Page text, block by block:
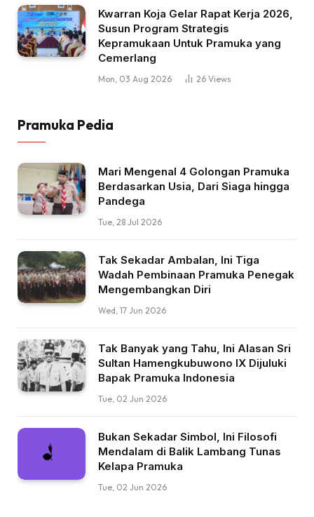
Kwarran Koja Gelar Rapat Kerja 2026,
Susun Program Strategis
Kepramukaan Untuk Pramuka yang
Cemerlang
Mon, 03 Aug 2026 26 Views
Pramuka Pedia
Mari Mengenal 4 Golongan Pramuka
Berdasarkan Usia, Dari Siaga hingga
Pandega
Tue, 28 Jul 2026
Tak Sekadar Ambalan, Ini Tiga
Wadah Pembinaan Pramuka Penegak
Mengembangkan Diri
Wed, 17 Jun 2026
Tak Banyak yang Tahu, Ini Alasan Sri
Sultan Hamengkubuwono IX Dijuluki
Bapak Pramuka Indonesia
Tue, 02 Jun 2026
Bukan Sekadar Simbol, Ini Filosofi
Mendalam di Balik Lambang Tunas
Kelapa Pramuka
Tue, 02 Jun 2026